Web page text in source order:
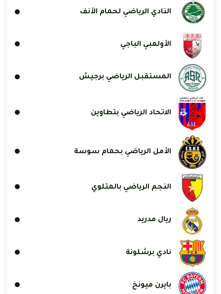
النادي الرياضي لحمام الأنف
الأولمبي الباجي
المستقبل الرياضي برجيش
الاتحاد الرياضي بتطاوين
الأمل الرياضي بحمام سوسة
النجم الرياضي بالمتلوي
ريال مدريد
نادي برشلونة
بايرن ميونخ